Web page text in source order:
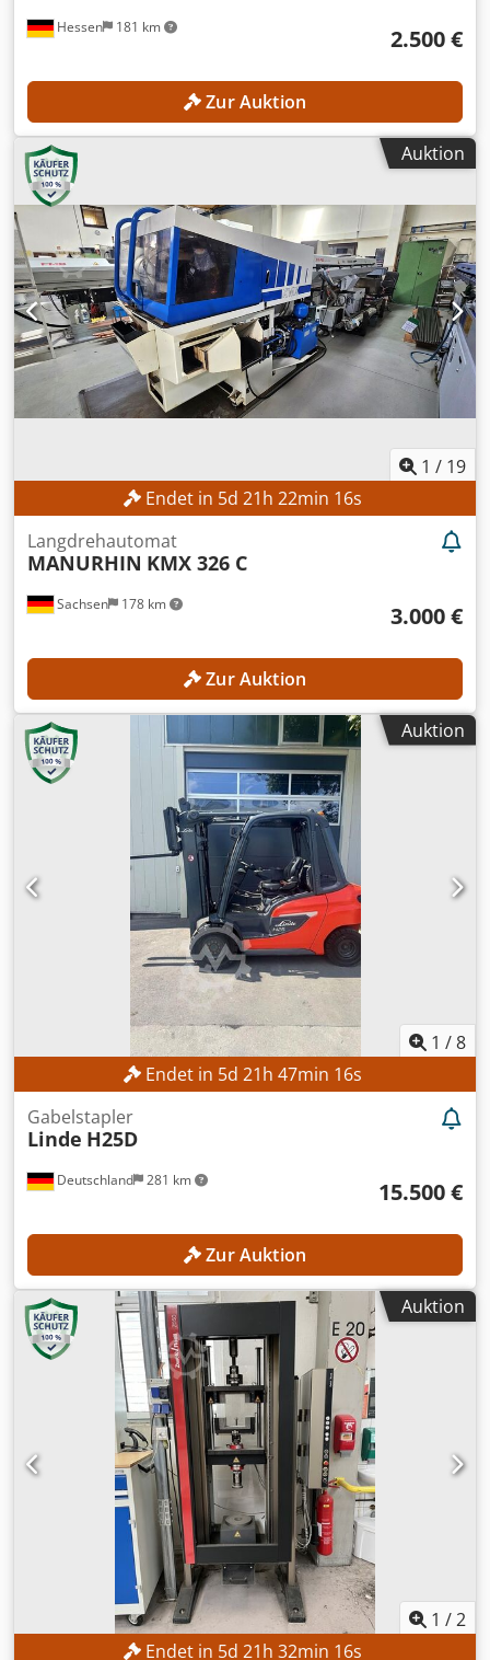
Hessen 181 km 2.500 €
Zur Auktion
Auktion
1 / 19
Endet in 5d 21h 22min 14s
Sachsen 178 km
Langdrehautomat
MANURHIN KMX 326 C
3.000 €
Zur Auktion
Auktion
1 /8
Endet in 5d 21h 47min 14s
Deutschland 281 km
Gabelstapler
Linde H25D
15.500 €
Zur Auktion
Auktion
1 /2
Endet in 5d 21h 32min 14s